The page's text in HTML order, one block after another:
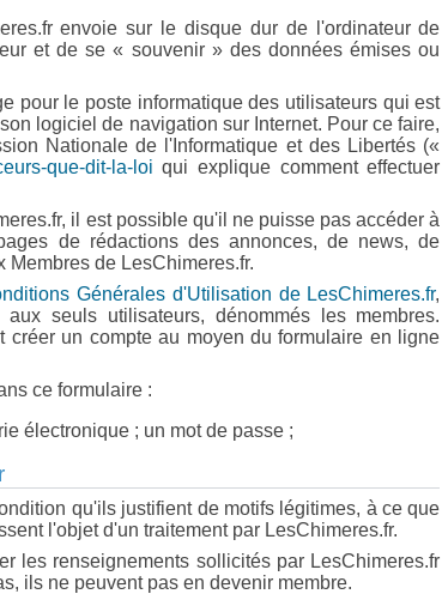
envoie sur le disque dur de l'ordinateur de
et de se « souvenir » des données émises ou
pour le poste informatique des utilisateurs qui est
logiciel de navigation sur Internet. Pour ce faire,
Nationale de l'Informatique et des Libertés («
que-dit-la-loi qui explique comment effectuer
il est possible qu'il ne puisse pas accéder à
de rédactions des annonces, de news, de
Membres de LesChimeres.fr.
Générales d'Utilisation de LesChimeres.fr,
seuls utilisateurs, dénommés les membres.
créer un compte au moyen du formulaire en ligne
ce formulaire :
électronique ; un mot de passe ;
qu'ils justifient de motifs légitimes, à ce que
l'objet d'un traitement par LesChimeres.fr.
les renseignements sollicités par LesChimeres.fr
ils ne peuvent pas en devenir membre.